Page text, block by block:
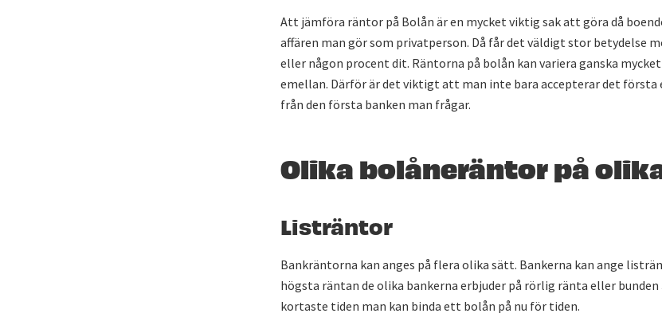
Att jämföra räntor på Bolån är en mycket viktig sak att göra då
affären man gör som privatperson. Då får det väldigt stor betydelse
eller någon procent dit. Räntorna på bolån kan variera ganska
emellan. Därför är det viktigt att man inte bara accepterar det första
från den första banken man frågar.
Olika bolåneräntor på
Listräntor
Bankräntorna kan anges på flera olika sätt. Bankerna kan ange
högsta räntan de olika bankerna erbjuder på rörlig ränta eller bunden
kortaste tiden man kan binda ett bolån på nu för tiden.